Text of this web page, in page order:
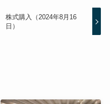
株式購入（2024年8月16
日）